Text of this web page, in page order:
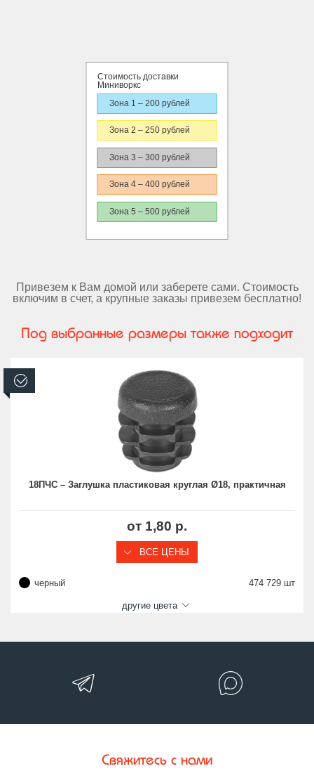
Стоимость доставки
Миниворкс
Зона 1 – 200 рублей
Зона 2 – 250 рублей
Зона 3 – 300 рублей
Зона 4 – 400 рублей
Зона 5 – 500 рублей
Привезем к Вам домой или заберете сами. Стоимость
включим в счет, а крупные заказы привезем бесплатно!
Под выбранные размеры также подходит
18ПЧС – Заглушка пластиковая круглая Ø18, практичная
от 1,80 р.
ВСЕ ЦЕНЫ
черный 474 729 шт
другие цвета
Свяжитесь с нами